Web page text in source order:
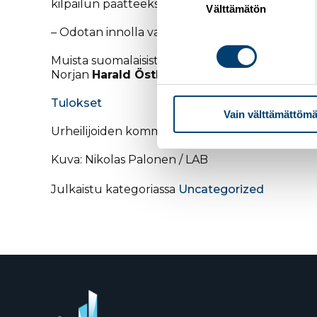
valinta
Välttämätön
Vain
kilpailun päätteeksi.
– Odotan innolla vapaan 30 kilometrin kisaa,
Muista suomalaisista Aleksi Parttimaa oli 34:s
Norjan Harald Östberg Amundsen
Tulokset
Urheilijoiden kommenttejaSoundCloudissa
Kuva: Nikolas Palonen / LAB
Julkaistu kategoriassa Uncategorized